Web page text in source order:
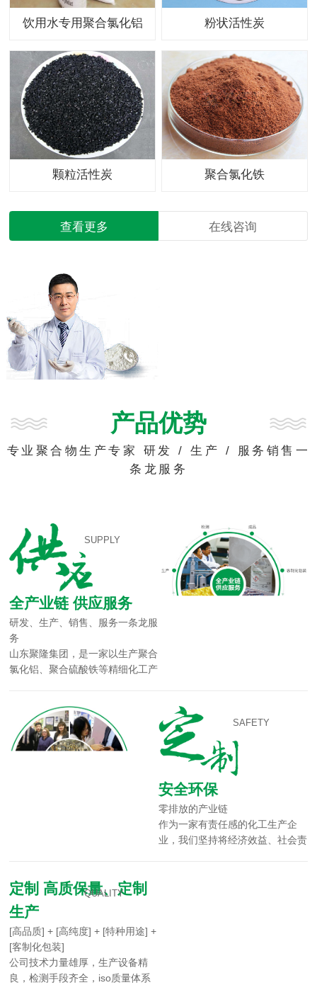
饮用水专用聚合氯化铝 粉状活性炭
颗粒活性炭 聚合氯化铁
查看更多 在线咨询
产品优势
专业聚合物生产专家 研发 / 生产 / 服务销售一
条龙服务
SUPPLY
全产业链 供应服务
研发、生产、销售、服务一条龙服
务
山东聚隆集团，是一家以生产聚合
氯化铝、聚合硫酸铁等精细化工产
有沉淀稳定性和聚合稳定性强，应
用广泛等优点，并提供产品实时报
价及产品检测等服务。产品广泛应
工、油田等各行各业，同时生产制
结合污水处理为用户设计出合适的
污水处理产品。
SAFETY
安全环保
零排放的产业链
作为一家有责任感的化工生产企
业，我们坚持将经济效益、社会责
QUALITY
定制 高质保量、定制
生产
[高品质] + [高纯度] + [特种用途] +
[客制化包装]
公司技术力量雄厚，生产设备精
良，检测手段齐全，iso质量体系